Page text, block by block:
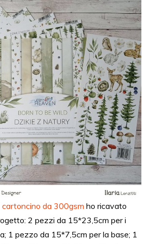
cartoncino da 300gsm ho ricavato
2 pezzi da 15*23,5cm per i
1 pezzo da 15*7,5cm per la base; 1